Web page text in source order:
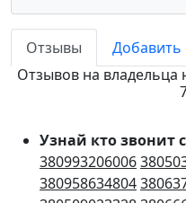
Отзывы
Добавить
Отзывов на владельца
Узнай кто звонит
380993206006
380958634804